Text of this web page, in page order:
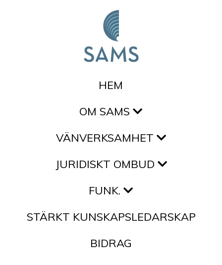
HEM
OM SAMS
VÄNVERKSAMHET
JURIDISKT OMBUD
FUNK.
STÄRKT KUNSKAPSLEDARSKAP
BIDRAG